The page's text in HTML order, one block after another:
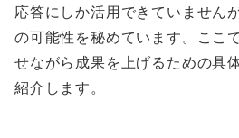
応答にしか活用できていません
の可能性を秘めています。ここ
せながら成果を上げるための具
紹介します。